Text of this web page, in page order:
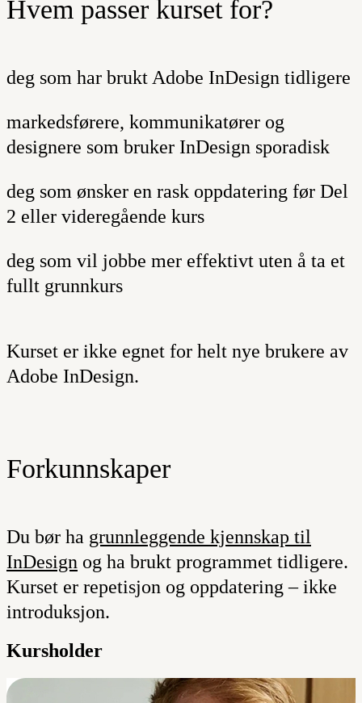
Hvem passer kurset for?
deg som har brukt Adobe InDesign tidligere
markedsførere, kommunikatører og
designere som bruker InDesign sporadisk
deg som ønsker en rask oppdatering før Del
2 eller videregående kurs
deg som vil jobbe mer effektivt uten å ta et
fullt grunnkurs
Kurset er ikke egnet for helt nye brukere av
Adobe InDesign.
Forkunnskaper
Du bør ha grunnleggende kjennskap til
InDesign og ha brukt programmet tidligere.
Kurset er repetisjon og oppdatering – ikke
introduksjon.
Kursholder